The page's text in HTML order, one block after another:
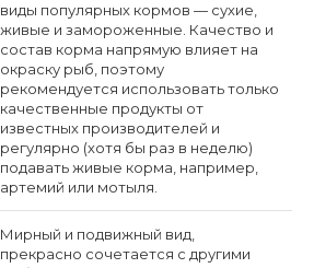
виды популярных кормов — сухие,
живые и замороженные. Качество и
состав корма напрямую влияет на
окраску рыб, поэтому
рекомендуется использовать только
качественные продукты от
известных производителей и
регулярно (хотя бы раз в неделю)
подавать живые корма, например,
артемий или мотыля.
Мирный и подвижный вид,
прекрасно сочетается с другими